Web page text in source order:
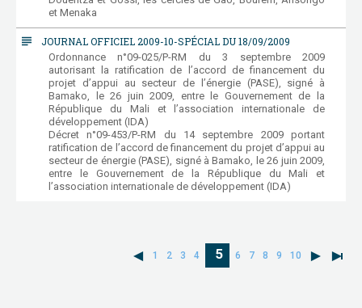
et Menaka
subject JOURNAL OFFICIEL 2009-10-SPÉCIAL DU 18/09/2009
Ordonnance n°09-025/P-RM du 3 septembre 2009
autorisant la ratification de l’accord de financement du
projet d’appui au secteur de l’énergie (PASE), signé à
Bamako, le 26 juin 2009, entre le Gouvernement de la
République du Mali et l’association internationale de
développement (IDA)
Décret n°09-453/P-RM du 14 septembre 2009 portant
ratification de l’accord de financement du projet d’appui au
secteur de énergie (PASE), signé à Bamako, le 26 juin 2009,
entre le Gouvernement de la République du Mali et
l’association internationale de développement (IDA)
1 2 3 4 5 6 7 8 9 10